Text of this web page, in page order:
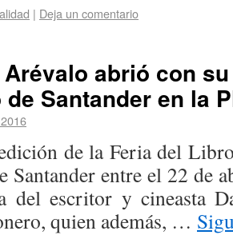
| Deja un comentario
abrió con
Santander en la
de la Feria del
Santander entre el 22 de
del escritor y cineasta
quien además, …